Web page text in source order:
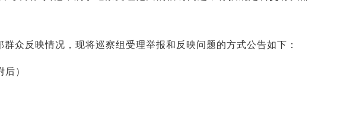
众反映情况，现将巡察组受理举报和反映问题的方式公告如下：
）